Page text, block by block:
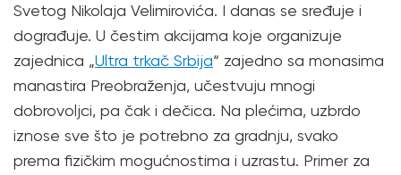
Svetog Nikolaja Velimirovića. I danas se sređuje i
dograđuje. U čestim akcijama koje organizuje
zajednica „Ultra trkač Srbija“ zajedno sa monasima
manastira Preobraženja, učestvuju mnogi
dobrovoljci, pa čak i dečica. Na plećima, uzbrdo
iznose sve što je potrebno za gradnju, svako
prema fizičkim mogućnostima i uzrastu. Primer za